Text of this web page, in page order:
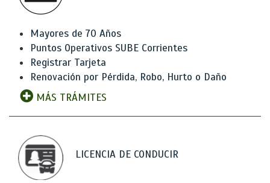
Mayores de 70 Años
Puntos Operativos SUBE Corrientes
Registrar Tarjeta
Renovación por Pérdida, Robo, Hurto o Daño
MÁS TRÁMITES
LICENCIA DE CONDUCIR